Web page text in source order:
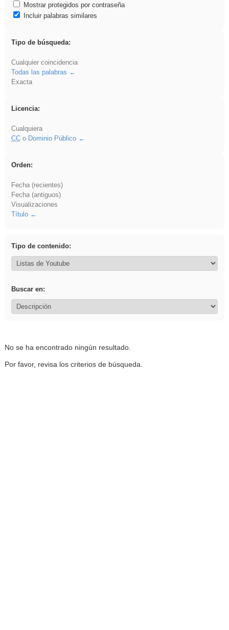
Mostrar protegidos por contraseña
Incluir palabras similares
Tipo de búsqueda:
Cualquier coincidencia
Todas las palabras
Exacta
Licencia:
Cualquiera
CCo Dominio Público
Orden:
Fecha (recientes)
Fecha (antiguos)
Visualizaciones
Título
Tipo de contenido:
Buscar en:
No se ha encontrado ningún resultado.
Por favor, revisa los criterios de búsqueda.